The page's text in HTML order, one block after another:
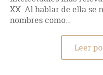
XX. Al hablar de ella se
nombres como…
Leer